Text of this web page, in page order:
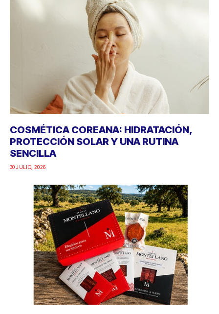
COSMÉTICA COREANA: HIDRATACIÓN,
PROTECCIÓN SOLAR Y UNA RUTINA
SENCILLA
30 JULIO, 2026